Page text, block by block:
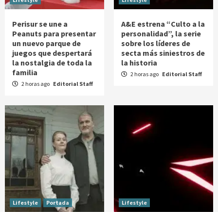
Perisur se une a
Peanuts para presentar
un nuevo parque de
juegos que despertará
la nostalgia de toda la
familia
2 horas ago Editorial Staff
A&E estrena “Culto a la
personalidad”, la serie
sobre los líderes de
secta más siniestros de
la historia
2 horas ago Editorial Staff
Lifestyle Portada Lifestyle